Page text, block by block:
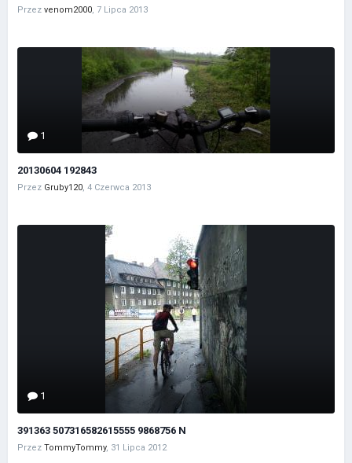
Przez venom2000, 7 Lipca 2013
1
20130604 192843
Przez Gruby120, 4 Czerwca 2013
1
391363 507316582615555 9868756 N
Przez TommyTommy, 31 Lipca 2012